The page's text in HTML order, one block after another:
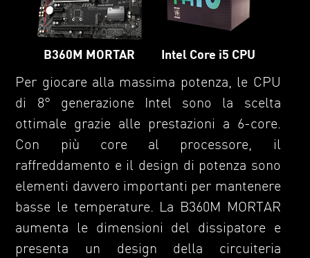
B360M MORTAR Intel Core i5 CPU
Per giocare alla massima potenza, le CPU
di 8° generazione Intel sono la scelta
ottimale grazie alle prestazioni a 6-core.
Con più core al processore, il
raffreddamento e il design di potenza sono
elementi davvero importanti per mantenere
basse le temperature. La B360M MORTAR
aumenta le dimensioni del dissipatore e
presenta un design della circuiteria